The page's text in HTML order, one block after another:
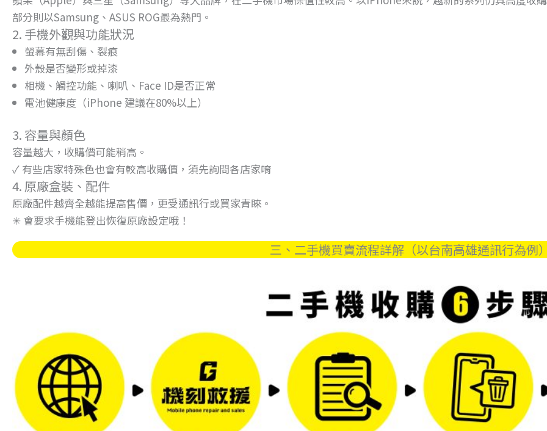
部分則以Samsung、ASUS ROG最為熱門。
2. 手機外觀與功能狀況
螢幕有無刮傷、裂痕
外殼是否變形或掉漆
相機、觸控功能、喇叭、Face ID是否正常
電池健康度（iPhone 建議在80%以上）
3. 容量與顏色
容量越大，收購價可能稍高。
✓ 有些店家特殊色也會有較高收購價，須先詢問各店家唷
4. 原廠盒裝、配件
原廠配件越齊全越能提高售價，更受通訊行或買家青睞。
✳︎ 會要求手機能登出恢復原廠設定哦！
三、二手機買賣流程詳解（以台南高雄通訊行為例